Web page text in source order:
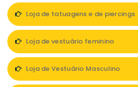
Loja de tatuagens e de piercings
Loja de vestuário feminino
Loja de Vestuário Masculino